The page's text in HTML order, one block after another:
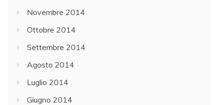
Novembre 2014
Ottobre 2014
Settembre 2014
Agosto 2014
Luglio 2014
Giugno 2014